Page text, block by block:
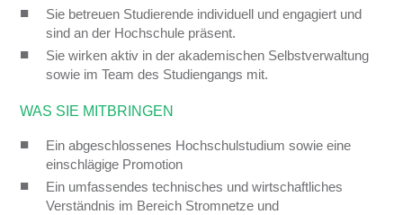
Sie betreuen Studierende individuell und engagiert und
sind an der Hochschule präsent.
Sie wirken aktiv in der akademischen Selbstverwaltung
sowie im Team des Studiengangs mit.
WAS SIE MITBRINGEN
Ein abgeschlossenes Hochschulstudium sowie eine
einschlägige Promotion
Ein umfassendes technisches und wirtschaftliches
Verständnis im Bereich Stromnetze und